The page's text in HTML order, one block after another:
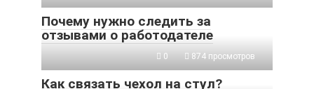
Почему нужно следить за
отзывами о работодателе
0 874 просмотров
Как связать чехол на стул?